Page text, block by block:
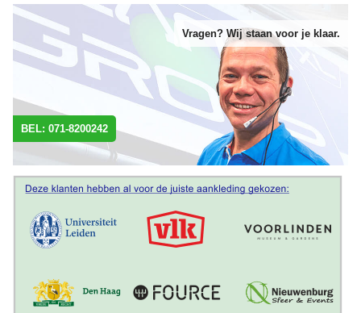
Vragen? Wij staan voor je klaar.
BEL: 071-8200242